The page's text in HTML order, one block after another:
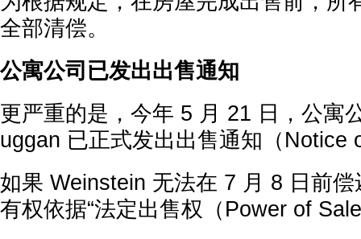
全部清偿。
公寓公司已发出出售通知
更严重的是，今年 5 月 21 日，公寓
uggan 已正式发出出售通知（Notice
如果 Weinstein 无法在 7 月 8 日前
有权依据“法定出售权（Power of